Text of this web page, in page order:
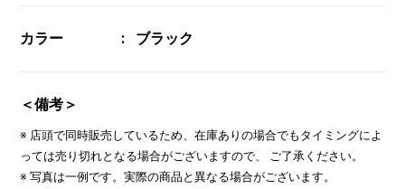
カラー ブラック
＜備考＞
※ 店頭で同時販売しているため、在庫ありの場合でもタイミングによ
っては売り切れとなる場合がございますので、 ご了承ください。
※ 写真は一例です。実際の商品と異なる場合がございます。